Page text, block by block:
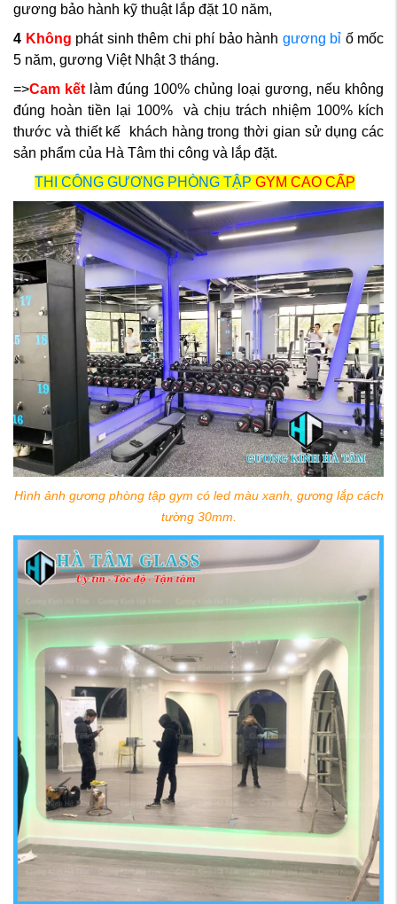
gương bảo hành kỹ thuật lắp đặt 10 năm,
4 Không phát sinh thêm chi phí bảo hành gương bỉ ố mốc
5 năm, gương Việt Nhật 3 tháng.
=>Cam kết làm đúng 100% chủng loại gương, nếu không
đúng hoàn tiền lại 100% và chịu trách nhiệm 100% kích
thước và thiết kế khách hàng trong thời gian sử dụng các
sản phẩm của Hà Tâm thi công và lắp đặt.
THI CÔNG GƯƠNG PHÒNG TẬP GYM CAO CẤP
Hình ảnh gương phòng tập gym có led màu xanh, gương lắp cách
tường 30mm.